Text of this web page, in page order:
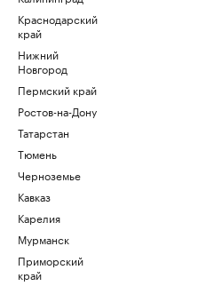
Краснодарский
край
Нижний
Новгород
Пермский край
Ростов-на-Дону
Татарстан
Тюмень
Черноземье
Кавказ
Карелия
Мурманск
Приморский
край